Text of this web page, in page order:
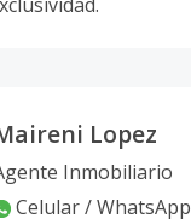
Lopez
Inmobiliario
Celular / WhatsApp